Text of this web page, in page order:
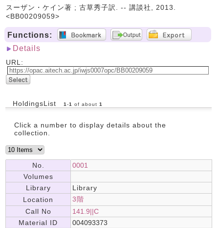
スーザン・ケイン著 ; 古草秀子訳. -- 講談社, 2013.
<BB00209059>
Functions:
Details
URL:
HoldingsList 1 -1 of about 1
Click a number to display details about the
collection.
No.
0001
Volumes
Library
Library
Location
3階
Call No
141.9||C
Material ID
004093373